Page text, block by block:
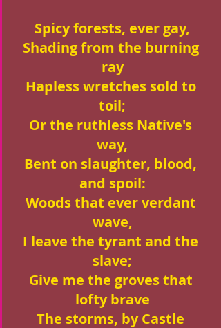
Spicy forests, ever gay,
Shading from the burning
ray
Hapless wretches sold to
toil;
Or the ruthless Native's
way,
Bent on slaughter, blood,
and spoil:
Woods that ever verdant
wave,
I leave the tyrant and the
slave;
Give me the groves that
lofty brave
The storms, by Castle